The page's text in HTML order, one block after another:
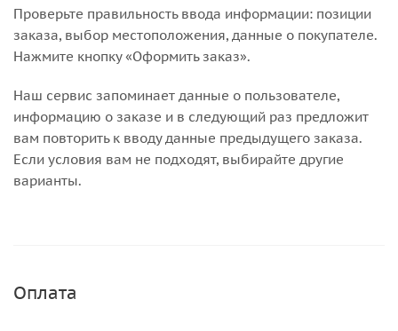
Проверьте правильность ввода информации: позиции
заказа, выбор местоположения, данные о покупателе.
Нажмите кнопку «Оформить заказ».
Наш сервис запоминает данные о пользователе,
информацию о заказе и в следующий раз предложит
вам повторить к вводу данные предыдущего заказа.
Если условия вам не подходят, выбирайте другие
варианты.
Оплата